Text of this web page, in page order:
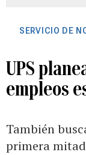
SERVICIO DE
UPS
empleos
También
primera